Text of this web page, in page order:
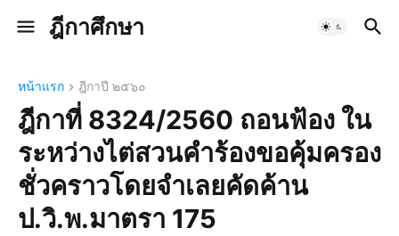
ฎีกาศึกษา
หน้าแรก ฎีกาปี ๒๕๖๐
ฎีกาที่ 8324/2560 ถอนฟ้อง ใน
ระหว่างไต่สวนคำร้องขอคุ้มครอง
ชั่วคราวโดยจำเลยคัดค้าน
ป.วิ.พ.มาตรา 175